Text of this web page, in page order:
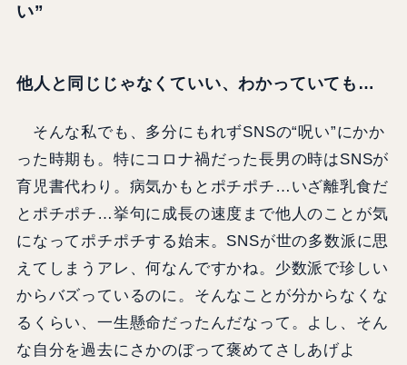
い”
他人と同じじゃなくていい、わかっていても…
そんな私でも、多分にもれずSNSの“呪い”にかか
った時期も。特にコロナ禍だった長男の時はSNSが
育児書代わり。病気かもとポチポチ…いざ離乳食だ
とポチポチ…挙句に成長の速度まで他人のことが気
になってポチポチする始末。SNSが世の多数派に思
えてしまうアレ、何なんですかね。少数派で珍しい
からバズっているのに。そんなことが分からなくな
るくらい、一生懸命だったんだなって。よし、そん
な自分を過去にさかのぼって褒めてさしあげよ